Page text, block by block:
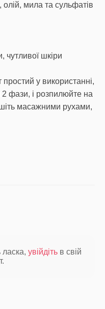
олій, мила та сульфатів
чутливої шкіри
у використанні,
фази, і розпилюйте на
масажними рухами,
ласка, увійдіть в свій